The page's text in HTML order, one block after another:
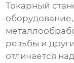
Токарный
резьбы и
отличается